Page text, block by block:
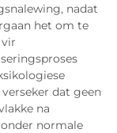
nadat
het om te
dat geen
na
normale